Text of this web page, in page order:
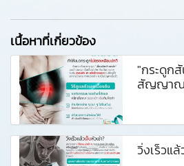
เนื้อหาที่เกี่ยวข้อง
"กระดูก
สัญญาณ
วิ่งเร็วแล้